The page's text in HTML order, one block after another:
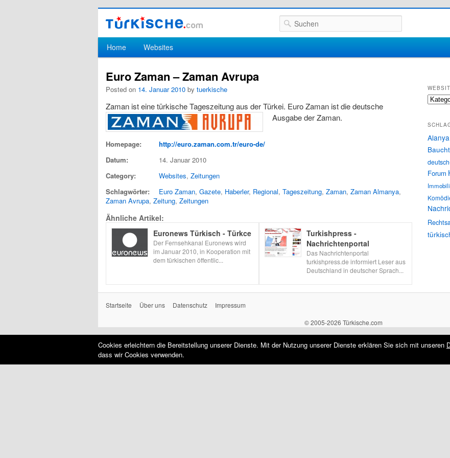
Suchen
Hauptmenü
Zum Inhalt wechseln
Zum sekundären Inhalt wechseln
Home Websites
Euro Zaman – Zaman Avrupa
Posted on 14. Januar 2010 by tuerkische
Zaman ist eine türkische Tageszeitung aus der Türkei. Euro Zaman ist die deutsche
Ausgabe der Zaman.
Homepage:
http://euro.zaman.com.tr/euro-de/
Datum:
14. Januar 2010
Category:
Websites, Zeitungen
Schlagwörter:
Euro Zaman, Gazete, Haberler, Regional, Tageszeitung, Zaman, Zaman Almanya,
Zaman Avrupa, Zeitung, Zeitungen
Ähnliche Artikel:
Euronews Türkisch - Türkce
Der Fernsehkanal Euronews wird
im Januar 2010, in Kooperation mit
dem türkischen öffentlic...
Turkishpress -
Nachrichtenportal
Das Nachrichtenportal
turkishpress.de informiert Leser aus
Deutschland in deutscher Sprach...
Alanya
Forum
Startseite Über uns Datenschutz Impressum
© 2005-2026 Türkische.com
Cookies erleichtern die Bereitstellung unserer Dienste. Mit der Nutzung unserer Dienste erklären Sie sich mit unseren
dass wir Cookies verwenden.